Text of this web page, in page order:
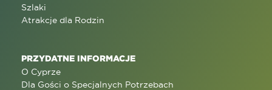
Szlaki
Atrakcje dla Rodzin
PRZYDATNE INFORMACJE
O Cyprze
Dla Gości o Specjalnych Potrzebach